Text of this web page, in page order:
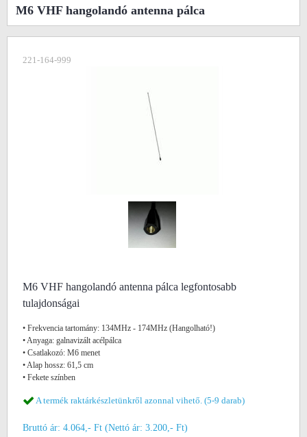
M6 VHF hangolandó antenna pálca
221-164-999
M6 VHF hangolandó antenna pálca legfontosabb
tulajdonságai
• Frekvencia tartomány: 134MHz - 174MHz (Hangolható!)
• Anyaga: galnavizált acélpálca
• Csatlakozó: M6 menet
• Alap hossz: 61,5 cm
• Fekete színben
A termék raktárkészletünkről azonnal vihető. (5-9 darab)
Bruttó ár: 4.064,- Ft (Nettó ár: 3.200,- Ft)